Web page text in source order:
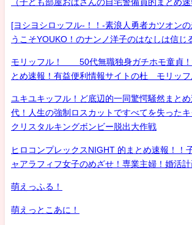
（子ども部屋おばさんの自宅警備員的まとめ速
[ヨシヨシロッフル-！！-素浪人勇者カツオン
うこそYOUKO！のナンノ洋子のはなしは信じ
モリッフル！ 50代無職独身ガチホモ童貞！
とめ速報！有益便利情報サイトの杜 モリッフ
ユキユキッフル！ど底辺的一同驚愕騒然まと
代！人生の強制ロスカットですべてを失った
クリスタルキングボンビー脱出大作戦
ヒロコンプレックスNIGHT 的まとめ速報！！
ャアラフィフ女子のめざせ！専業主婦！婚活
萌えっふる！
萌えっとこあに！